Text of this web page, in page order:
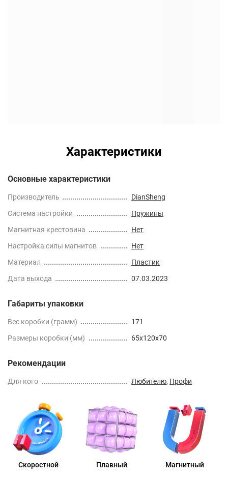
Характеристики
Основные характеристики
Производитель
DianSheng
Cистема настройки
Пружины
Магнитная крестовина
Нет
Настройка силы магнитов
Нет
Материал
Пластик
Дата выхода
07.03.2023
Габариты упаковки
Вес коробки (грамм)
171
Размеры коробки (мм)
65x120x70
Рекомендации
Для кого Любителю, Профи
Скоростной Плавный Магнитный